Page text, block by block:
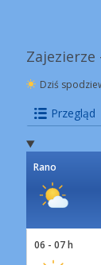
Dziś
Przegląd
Rano
06 - 07 h